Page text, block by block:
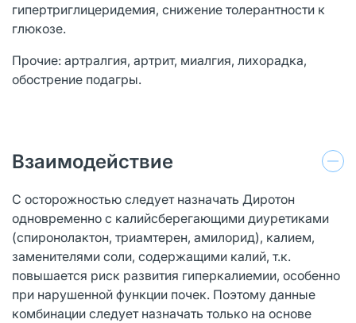
гипертриглицеридемия, снижение толерантности к
глюкозе.
Прочие: артралгия, артрит, миалгия, лихорадка,
обострение подагры.
Взаимодействие
С осторожностью следует назначать Диротон
одновременно с калийсберегающими диуретиками
(спиронолактон, триамтерен, амилорид), калием,
заменителями соли, содержащими калий, т.к.
повышается риск развития гиперкалиемии, особенно
при нарушенной функции почек. Поэтому данные
комбинации следует назначать только на основе